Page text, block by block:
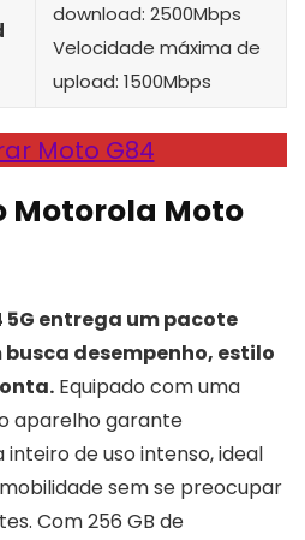
download: 2500Mbps
Velocidade máxima de
upload: 1500Mbps
Moto G84
Motorola Moto
5G entrega um pacote
desempenho, estilo
Equipado com uma
aparelho garante
de uso intenso, ideal
sem se preocupar
Com 256 GB de